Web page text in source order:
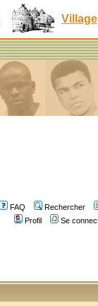
Village
FAQ
Rechercher
Profil
Se